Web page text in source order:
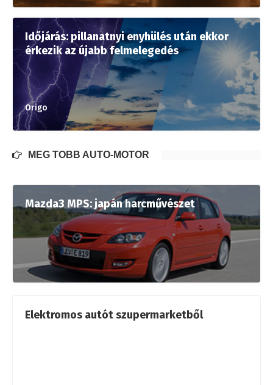
Időjárás: pillanatnyi enyhülés után ekkor
érkezik az újabb felmelegedés
Origo
MÉG TÖBB AUTÓ-MOTOR
Mazda3 MPS: japán harcművészet
Elektromos autót szupermarketből